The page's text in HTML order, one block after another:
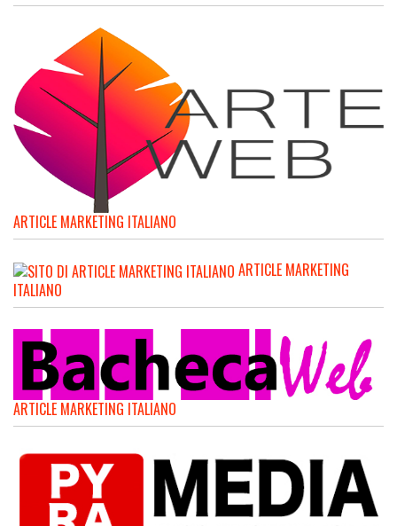
ARTICLE MARKETING ITALIANO
ARTICLE MARKETING
ITALIANO
ARTICLE MARKETING ITALIANO